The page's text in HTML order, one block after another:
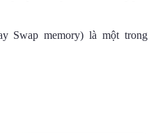
Swap memory) là một trong